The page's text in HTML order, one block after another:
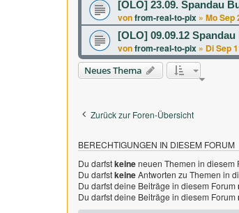
[OLO] 23.09. Spandau
vonfrom-real-to-pix » Mo Sep
[OLO] 09.09.12
vonfrom-real-to-pix » Di Sep
Neues Thema
Zurück zur Foren-Übersicht
BERECHTIGUNGEN IN DIESEM FORUM
Du darfstkeineneuen Themen in diesem
Du darfstkeineAntworten zu Themen in
Du darfst deine Beiträge in diesem Forum
Du darfst deine Beiträge in diesem Forum